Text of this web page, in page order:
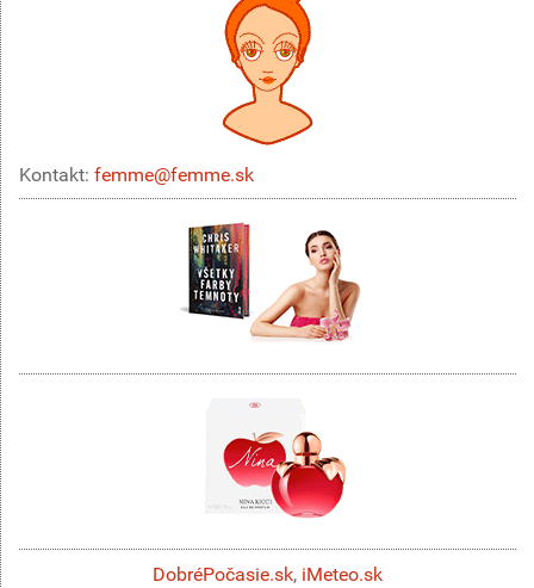
Kontakt: femme@femme.sk
DobréPočasie.sk, iMeteo.sk